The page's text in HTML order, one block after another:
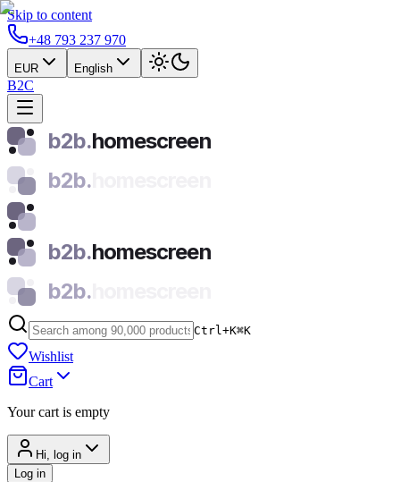
Skip to content
+48 793 237 970
EUR English
B2C
b2b.homescreen
b2b.
b2b.homescreen
b2b.
Ctrl+K⌘K
Wishlist
Cart
Your cart is empty
Hi, log in
Log in